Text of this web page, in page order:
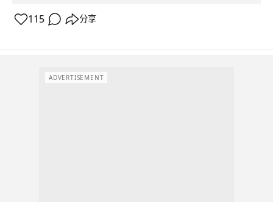
115 分享
ADVERTISEMENT